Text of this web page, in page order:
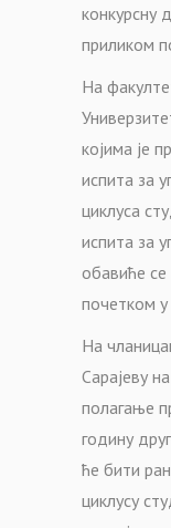
конкурсну
приликом
На
којима је
испита за
циклуса
испита за
обавиће
почетком
На
Сарајеву
полагање
годину
ће бити
циклусу